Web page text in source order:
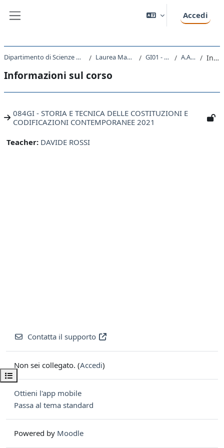
Accedi
Apri indice del corso
Dipartimento di Scienze Giuridiche, del Linguaggio, dell`Interpretazione e della Traduzione Laurea Magistrale Ciclo Unico 5 anni GI01 - GIURISPRUDENZA A.A. 2021 - 2022 Introduzione
Informazioni sul corso
084GI - STORIA E TECNICA DELLE COSTITUZIONI E
CODIFICAZIONI CONTEMPORANEE 2021
Teacher: DAVIDE ROSSI
Contatta il supporto
Non sei collegato. (Accedi)
Ottieni l'app mobile
Passa al tema standard
Powered by Moodle